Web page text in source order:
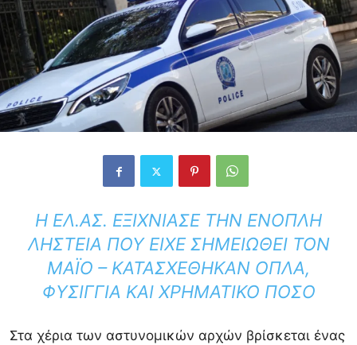
Η ΕΛ.ΑΣ. ΕΞΙΧΝΊΑΣΕ ΤΗΝ ΈΝΟΠΛΗ
ΛΗΣΤΕΊΑ ΠΟΥ ΕΊΧΕ ΣΗΜΕΙΩΘΕΊ ΤΟΝ
ΜΆΙΟ – ΚΑΤΑΣΧΈΘΗΚΑΝ ΌΠΛΑ,
ΦΥΣΊΓΓΙΑ ΚΑΙ ΧΡΗΜΑΤΙΚΌ ΠΟΣΌ
Στα χέρια των αστυνομικών αρχών βρίσκεται ένας